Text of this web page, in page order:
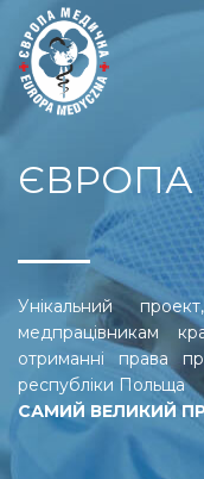
Унікальний
медпрацівникам
отриманні права
республіки Польща
САМИЙ ВЕЛИКИЙ